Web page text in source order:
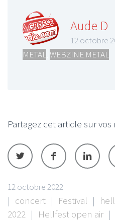
Aude D
12 octobre
METAL WEBZINE METAL
Partagez cet article sur vos
12 octobre 2022
| concert | Festival |
2022 | Hellfest open air |